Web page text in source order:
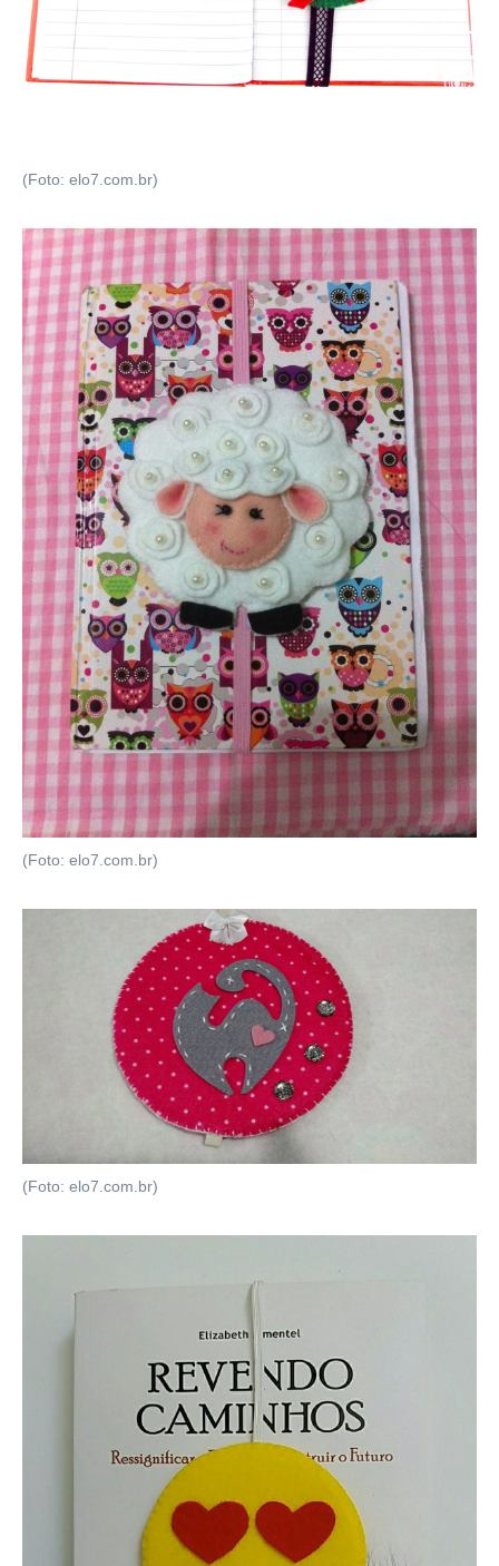
(Foto: elo7.com.br)
(Foto: elo7.com.br)
(Foto: elo7.com.br)